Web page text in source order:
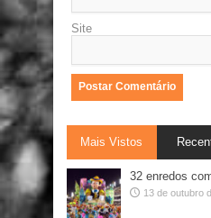
Site
Mais Vistos
32 enredos
13 de outubro